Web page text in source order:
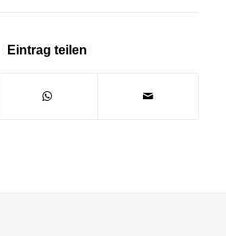
Eintrag teilen